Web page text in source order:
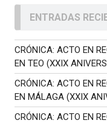
ENTRADAS
CRÓNICA: ACTO EN
EN TEO (XXIX
CRÓNICA: ACTO EN
EN MÁLAGA (XXIX
CRÓNICA: ACTO EN